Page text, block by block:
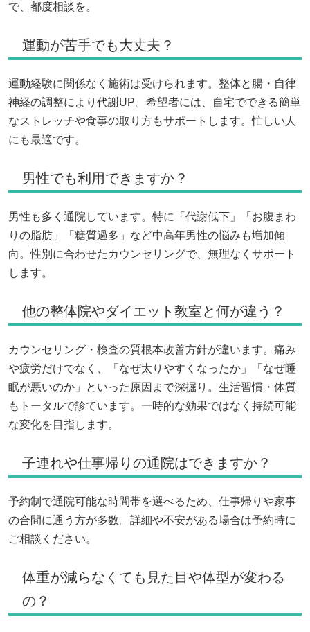
で、都度相談を。
運動が苦手でも大丈夫？
運動経験に関係なく施術は受けられます。整体と腸・自律
神経の調整により代謝UP。希望者には、自宅でできる簡単
なストレッチや食事の取り方もサポートします。忙しい人
にも最適です。
男性でも利用できますか？
男性も多く通院しています。特に「代謝低下」「お腹まわ
りの脂肪」「糖質過多」など中高年男性の悩みも増加傾
向。性別に合わせたカウンセリングで、無理なくサポート
します。
他の整体院やダイエット教室と何が違う？
カウンセリング・検査の質根本改善方針が違います。痛み
や疲労だけでなく、「なぜ太りやすくなったか」「なぜ睡
眠が悪いのか」といった原因まで深掘り。生活習慣・体質
もトータルで診ています。一時的な効果ではなく持続可能
な変化を目指します。
子連れや仕事帰りの通院はできますか？
予約制で通院可能な時間帯を選べるため、仕事帰りや家事
の合間に通う方が多数。詳細や不安がある場合は予約時に
ご相談ください。
体重が減らなくても見た目や体型が変わる
の？